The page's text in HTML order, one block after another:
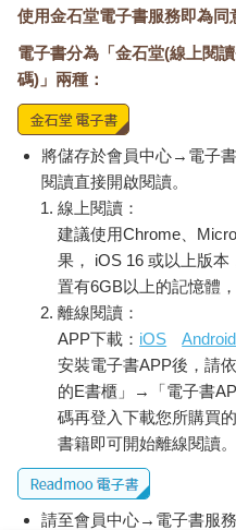
使用金石堂電子書服務即為同
電子書分為「金石堂(線上閱
碼)」兩種：
將儲存於會員中心→電子
閱讀直接開啟閱讀。
線上閱讀：
建議使用Chrome、
果， iOS 16 或以上版本
置有6GB以上的記憶體
離線閱讀：
APP下載： iOS
Android
安裝電子書APP後，請
的E書櫃」→「電子書
碼再登入下載您所購買
書籍即可開始離線閱讀。
請至會員中心→電子書服